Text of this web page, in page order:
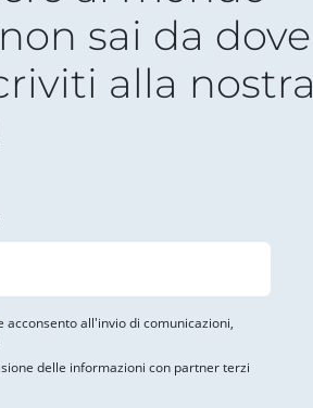
sai da dove
alla nostra
acconsento all'invio di comunicazioni,
delle informazioni con partner terzi